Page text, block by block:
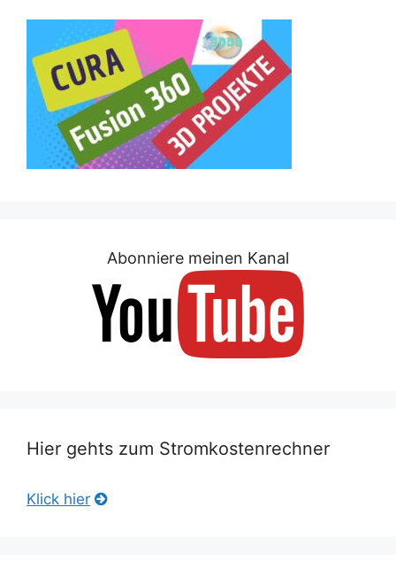
Abonniere meinen Kanal
Hier gehts zum Stromkostenrechner
Klick hier